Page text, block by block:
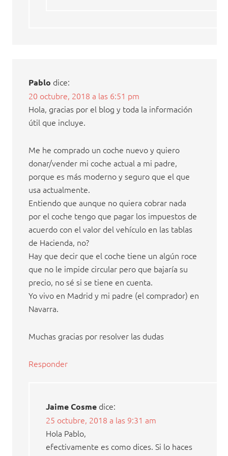
Pablo dice:
20 octubre, 2018 a las 6:51 pm
Hola, gracias por el blog y toda la información
útil que incluye.
Me he comprado un coche nuevo y quiero
donar/vender mi coche actual a mi padre,
porque es más moderno y seguro que el que
usa actualmente.
Entiendo que aunque no quiera cobrar nada
por el coche tengo que pagar los impuestos de
acuerdo con el valor del vehículo en las tablas
de Hacienda, no?
Hay que decir que el coche tiene un algún roce
que no le impide circular pero que bajaría su
precio, no sé si se tiene en cuenta.
Yo vivo en Madrid y mi padre (el comprador) en
Navarra.
Muchas gracias por resolver las dudas
Responder
Jaime Cosme dice:
25 octubre, 2018 a las 9:31 am
Hola Pablo,
efectivamente es como dices. Si lo haces